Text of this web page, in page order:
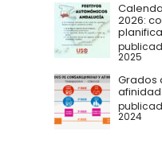
2026:
2025
Grados
afinidad
2024